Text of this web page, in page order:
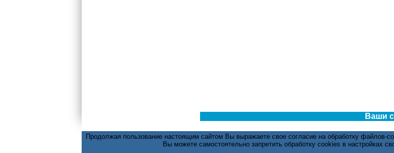
Ваши
Продолжая пользование настоящим сайтом Вы выражаете свое согласие на обработку файлов-
Вы можете самостоятельно запретить обработку cookies в настройках